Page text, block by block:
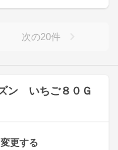
ン いちご８０Ｇ
更する
次の20件